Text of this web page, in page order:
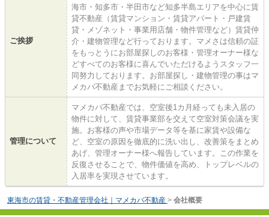
ご挨拶
海市・知多市・半田市など知多半島エリアを中心に賃
貸不動産（賃貸マンション・賃貸アパート・戸建賃
貸・メゾネット・事業用店舗・物件管理など）賃貸仲
介・建物管理など行っております。マメさは信頼の証
をもっとうにお部屋探しのお客様・管理オーナー様な
どすべてのお客様に喜んでいただけるようスタッフ一
同努力しております。お部屋探し・建物管理の事はマ
メカバ不動産までお気軽にご相談ください。
管理について
マメカバ不動産では、空室後1カ月経っても未入居の
物件に対して、賃貸事業部を交えて空室対策会議を実
施。お客様の声や市場データ等を基に家賃や設備な
ど、空室の原因を徹底的に洗い出し、改善策をまとめ
あげ、管理オーナー様へ報告しています。この作業を
反復させることで、物件価値を高め、トップレベルの
入居率を実現させています。
東海市の賃貸・不動産管理会社｜マメカバ不動産 > 会社概要